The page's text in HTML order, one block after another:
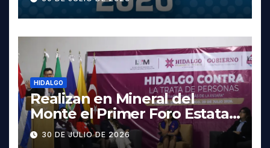
fechas y los precios
HIDALGO
Realizan en Mineral del
Monte el Primer Foro Estatal
contra la Trata de Personas
30 DE JULIO DE 2026